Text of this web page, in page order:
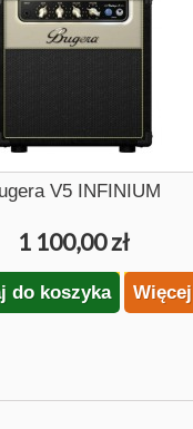
V5 INFINIUM
1 100,00 zł
do koszyka Więcej